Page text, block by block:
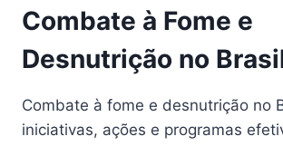
Combate à Fome e
Desnutrição no
Combate à fome e desnutrição no
iniciativas, ações e programas